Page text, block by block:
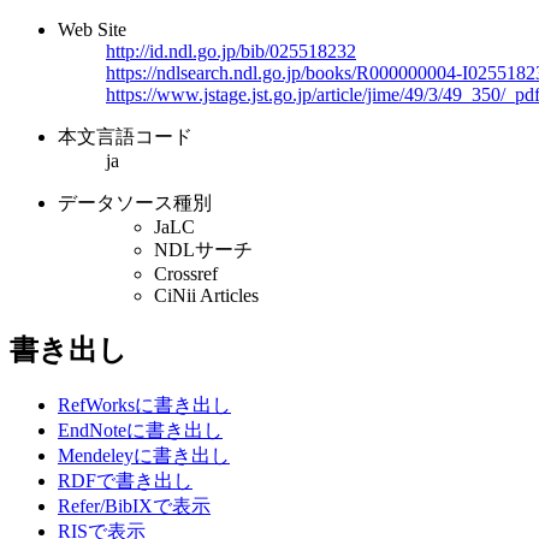
Web Site
http://id.ndl.go.jp/bib/025518232
https://ndlsearch.ndl.go.jp/books/R000000004-
https://www.jstage.jst.go.jp/article/jime/49/3/49_350/_pdf
本文言語コード
ja
データソース種別
JaLC
NDLサーチ
Crossref
CiNii Articles
書き出し
RefWorksに書き出し
EndNoteに書き出し
Mendeleyに書き出し
RDFで書き出し
Refer/BibIXで表示
RISで表示